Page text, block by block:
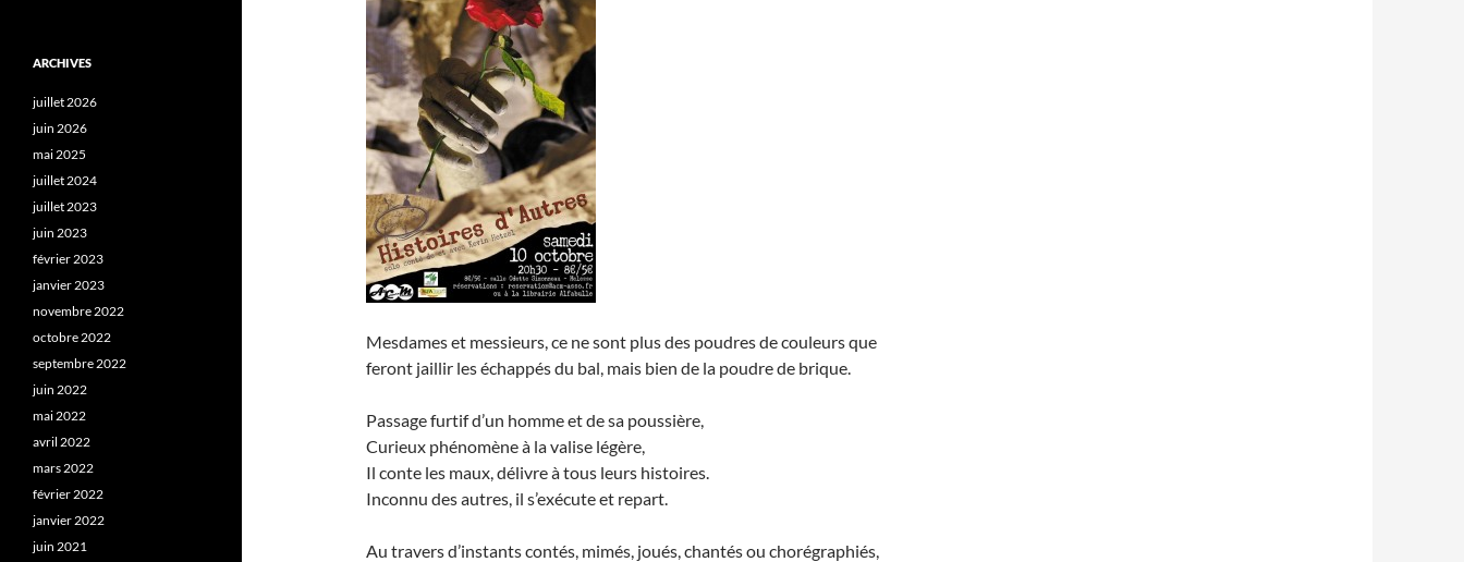
Mesdames et messieurs, ce ne sont plus des poudres de couleurs que
feront jaillir les échappés du bal, mais bien de la poudre de brique.
Passage furtif d’un homme et de sa poussière,
Curieux phénomène à la valise légère,
Il conte les maux, délivre à tous leurs histoires.
Inconnu des autres, il s’exécute et repart.
Au travers d’instants contés, mimés, joués, chantés ou chorégraphiés,
ARCHIVES
juillet 2026
juin 2026
mai 2025
juillet 2024
juillet 2023
juin 2023
février 2023
janvier 2023
novembre 2022
octobre 2022
septembre 2022
juin 2022
mai 2022
avril 2022
mars 2022
février 2022
janvier 2022
juin 2021